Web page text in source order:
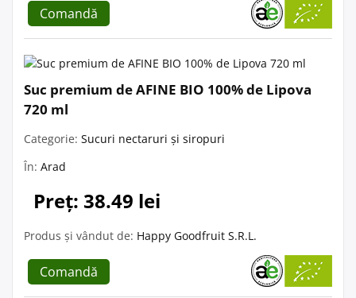
Comandă
Suc premium de AFINE BIO 100% de Lipova
720 ml
Categorie: Sucuri nectaruri și siropuri
În: Arad
Preț: 38.49 lei
Produs și vândut de: Happy Goodfruit S.R.L.
Comandă